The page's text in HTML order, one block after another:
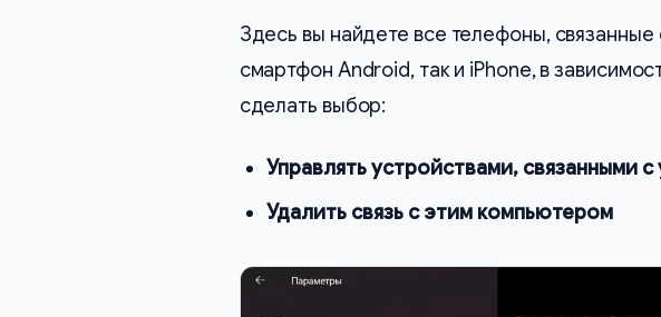
Здесь вы найдете все телефоны,
смартфон Android, так и iPhone, в
сделать выбор:
Управлять устройствами, связанными
Удалить связь с этим компьютером